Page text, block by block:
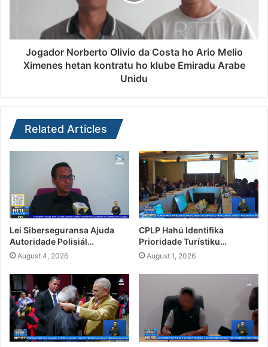
Jogador Norberto Olivio da Costa ho Ario Melio
Ximenes hetan kontratu ho klube Emiradu Arabe
Unidu
Related Articles
Lei Siberseguransa Ajuda
Autoridade Polisiál…
August 4, 2026
CPLP Hahú Identifika
Prioridade Turístiku…
August 1, 2026